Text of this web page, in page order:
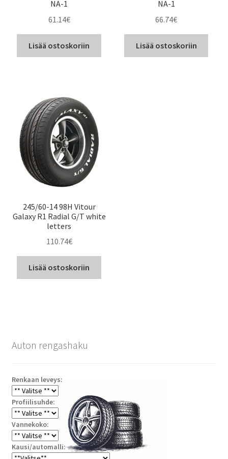
NA-1
61.14€
Lisää ostoskoriin
NA-1
66.74€
Lisää ostoskoriin
245/60-14 98H Vitour
Galaxy R1 Radial G/T white
letters
110.74€
Lisää ostoskoriin
Auton rengashaku
Renkaan leveys:
Profiilisuhde:
Vannekoko:
Kausi/automalli: